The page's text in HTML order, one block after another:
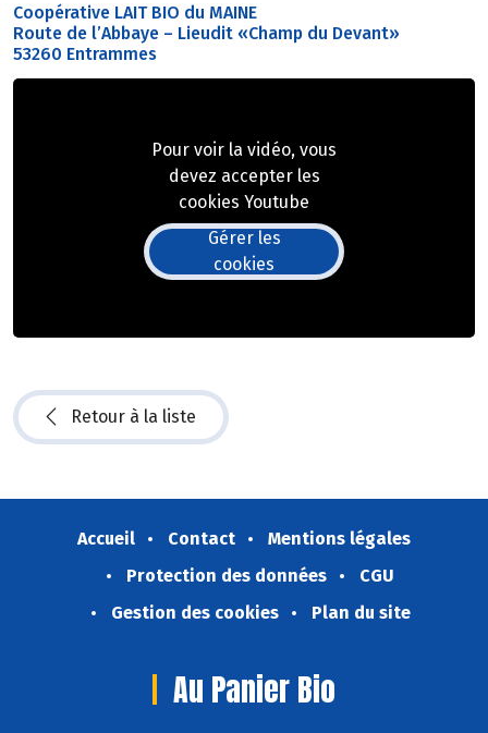
Coopérative LAIT BIO du MAINE
Route de l’Abbaye – Lieudit «Champ du Devant»
53260 Entrammes
Pour voir la vidéo, vous
devez accepter les
cookies Youtube
Gérer les
cookies
Retour à la liste
Accueil Contact
Mentions légales
Protection des données
CGU
Gestion des cookies
Plan du site
Au Panier Bio